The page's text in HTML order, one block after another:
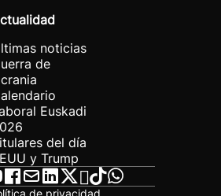
noticias
de
Euskadi
del día
y Trump
de privacidad